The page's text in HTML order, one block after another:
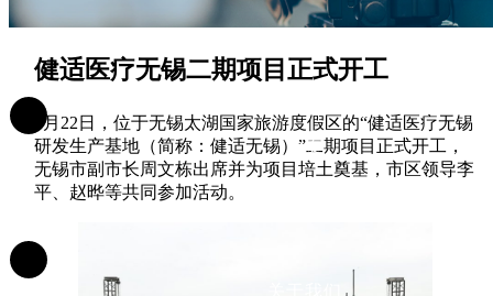
首页
健适医疗无锡二期项目正式开工
5月22日，位于无锡太湖国家旅游度假区的“健适医疗无锡
研发生产基地（简称：健适无锡）”二期项目正式开工，
无锡市副市长周文栋出席并为项目培土奠基，市区领导李
平、赵晔等共同参加活动。